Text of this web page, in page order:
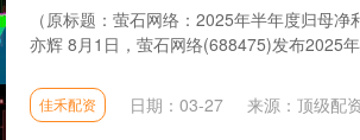
（原标题：萤石网络：2025年半年度归母
亦辉 8月1日，萤石网络(688475)发布2025
佳禾配资 日期：03-27 来源：顶级配